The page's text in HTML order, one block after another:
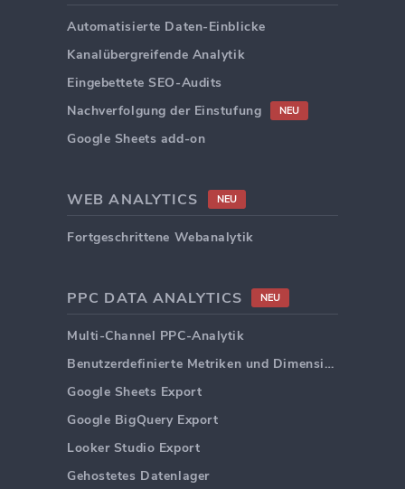
Automatisierte Daten-Einblicke
Kanalübergreifende Analytik
Eingebettete SEO-Audits
Nachverfolgung der Einstufung
NEU
Google Sheets add-on
WEB ANALYTICS NEU
Fortgeschrittene Webanalytik
PPC DATA ANALYTICS NEU
Multi-Channel PPC-Analytik
Benutzerdefinierte Metriken und Dimensionen
Google Sheets Export
Google BigQuery Export
Looker Studio Export
Gehostetes Datenlager